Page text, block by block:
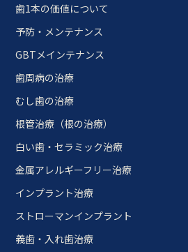
歯1本の価値について
予防・メンテナンス
GBTメインテナンス
歯周病の治療
むし歯の治療
根管治療（根の治療）
白い歯・セラミック治療
金属アレルギーフリー治療
インプラント治療
ストローマンインプラント
義歯・入れ歯治療